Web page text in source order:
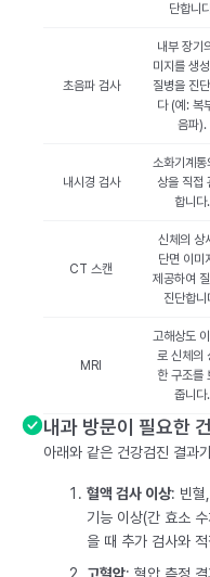
단합니
초음파 검사
내부 장기
미지를 생
질병을 진
다 (예: 복
음파).
내시경 검사
소화기계통
상을 직접
합니다.
CT 스캔
신체의 상
단면 이미
제공하여
진단합니
MRI
고해상도
로 신체의
한 구조를
줍니다.
내과 방문이 필요한
아래와 같은 건강검진 결과
혈액 검사 이상: 빈혈
기능 이상(간 효소
을 때 추가 검사와